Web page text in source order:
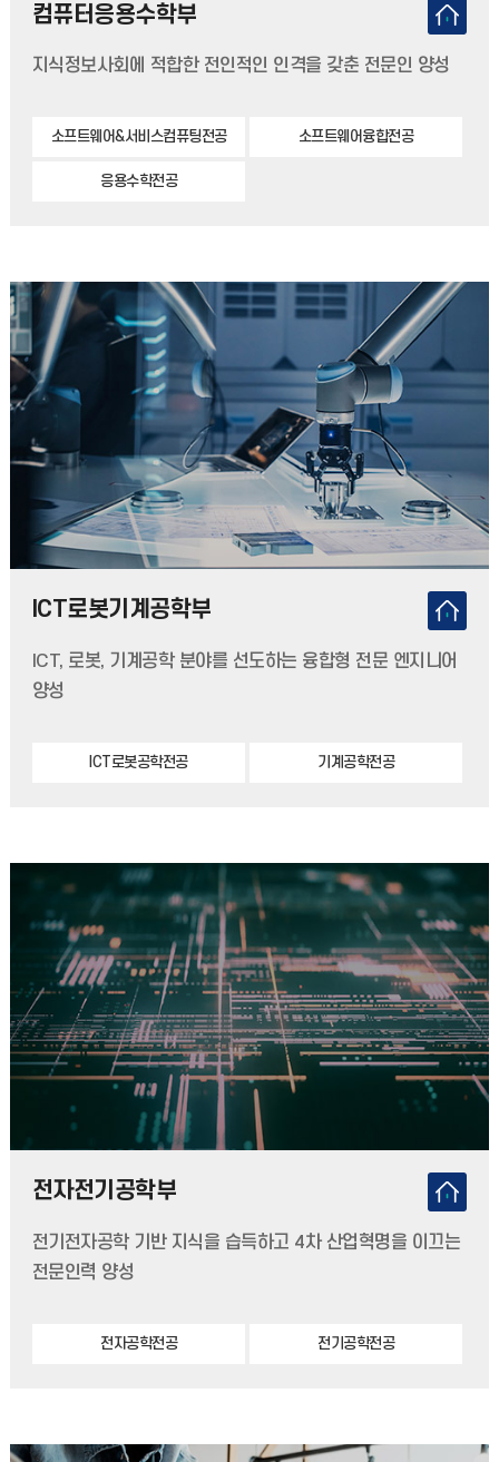
컴퓨터응용수학부
지식정보사회에 적합한 전인적인 인격을 갖춘 전문인 양성
소프트웨어&서비스컴퓨팅전공 소프트웨어융합전공
응용수학전공
ICT로봇기계공학부
ICT, 로봇, 기계공학 분야를 선도하는 융합형 전문 엔지니어
양성
ICT로봇공학전공 기계공학전공
전자전기공학부
전기전자공학 기반 지식을 습득하고 4차 산업혁명을 이끄는
전문인력 양성
전자공학전공 전기공학전공